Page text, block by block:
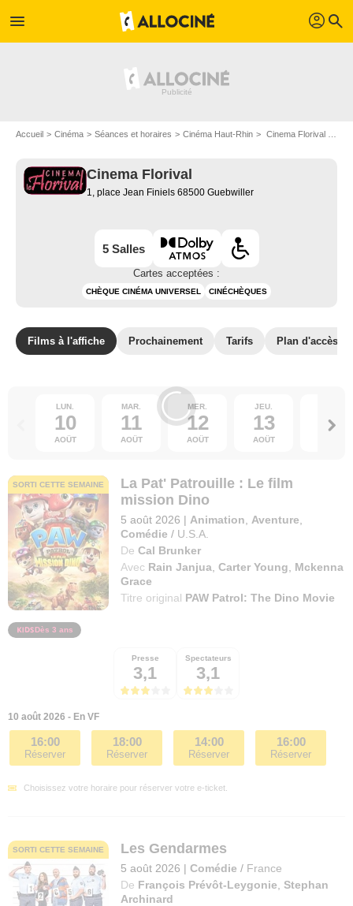
menu profil search
Accueil Cinéma Séances et horaires Cinéma Haut-Rhin Cinema Florival à Guebwiller
Cinema Florival
1, place Jean Finiels 68500 Guebwiller
5 Salles
Cartes acceptées :
CHÈQUE CINÉMA UNIVERSEL CINÉCHÈQUES
Films à l'affiche Prochainement Tarifs Plan d'accès
LUN.
10
AOÛT
MAR.
11
AOÛT
MER.
12
AOÛT
JEU.
13
AOÛT
14
SORTI CETTE SEMAINE
La Pat' Patrouille : Le film
mission Dino
5 août 2026 | Animation Aventure
Comédie / U.S.A.
De Cal Brunker
Avec Rain Janjua ,Carter Young
Mckenna
Grace
Titre original PAW Patrol: The Dino Movie
Dès 3 ans
Presse
3,1
Spectateurs
3,1
10 août 2026 - En VF
16:00
Réserver
18:00
Réserver
14:00
Réserver
16:00
Réserver
Choisissez votre horaire pour réserver votre e-ticket.
SORTI CETTE SEMAINE Les Gendarmes
5 août 2026 | Comédie / France
De François Prévôt-Leygonie ,Stephan
Archinard